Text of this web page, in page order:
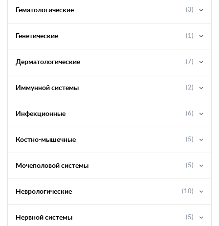
Гематологические (3)
Генетические (1)
Дерматологические (7)
Иммунной системы (2)
Инфекционные (6)
Костно-мышечные (5)
Мочеполовой системы (5)
Неврологические (10)
Нервной системы (5)